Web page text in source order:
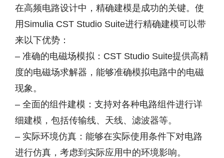
在高频电路设计中，精确建模是成功的关键。使
用Simulia CST Studio Suite进行精确建模可以带
来以下优势：
– 准确的电磁场模拟：CST Studio Suite提供高精
度的电磁场求解器，能够准确模拟电路中的电磁
现象。
– 全面的组件建模：支持对各种电路组件进行详
细建模，包括传输线、天线、滤波器等。
– 实际环境仿真：能够在实际使用条件下对电路
进行仿真，考虑到实际应用中的环境影响。